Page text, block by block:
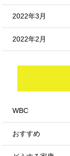
2022年3月
2022年2月
WBC
おすすめ